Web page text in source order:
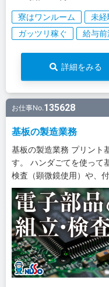
寮はワンルーム 未経
ガッツリ稼ぐ
給与前
詳細をみる
お仕事No.135628
基板の製造業務
基板の製造業務 プリント
す。 ハンダごてを使って
検査（顕微鏡使用）や、